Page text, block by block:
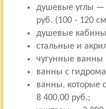
душевые углы —
руб. (100 - 120
душевые
стальные и
чугунные ванны
ванны с
ванны, которые
8 400,00 руб.;